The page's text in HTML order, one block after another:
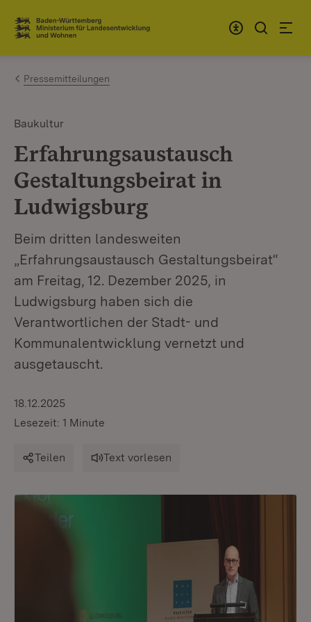
Zum Inhalt springen
Link zur Startseite
Pressemitteilungen
Baukultur
Erfahrungsaustausch
Gestaltungsbeirat in
Ludwigsburg
Beim dritten landesweiten
„Erfahrungsaustausch Gestaltungsbeirat“
am Freitag, 12. Dezember 2025, in
Ludwigsburg haben sich die
Verantwortlichen der Stadt- und
Kommunalentwicklung vernetzt und
ausgetauscht.
18.12.2025
Lesezeit: 1 Minute
Teilen Text vorlesen